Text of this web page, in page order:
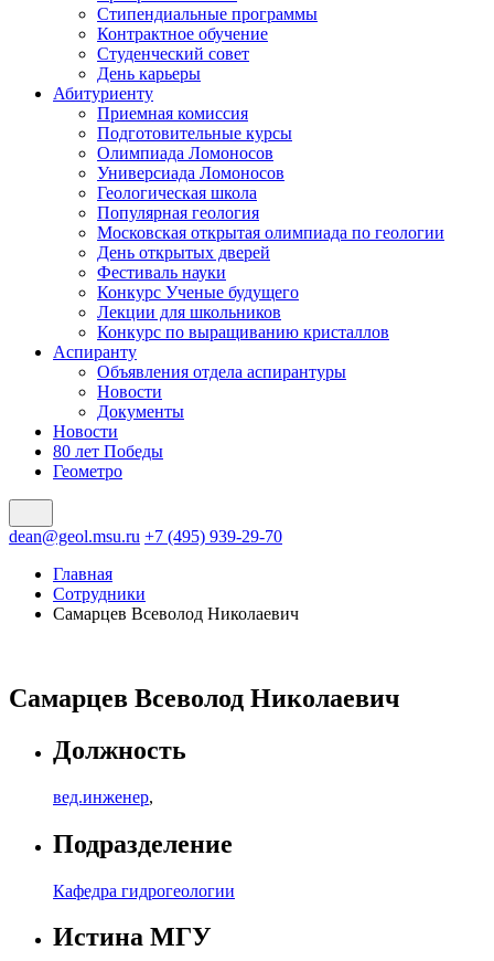
Стипендиальные программы
Контрактное обучение
Студенческий совет
День карьеры
Абитуриенту
Приемная комиссия
Подготовительные курсы
Олимпиада Ломоносов
Универсиада Ломоносов
Геологическая школа
Популярная геология
Московская открытая олимпиада по геологии
День открытых дверей
Фестиваль науки
Конкурс Ученые будущего
Лекции для школьников
Конкурс по выращиванию кристаллов
Аспиранту
Объявления отдела аспирантуры
Новости
Документы
Новости
80 лет Победы
Геометро
dean@geol.msu.ru +7 (495) 939-29-70
Главная
Сотрудники
Самарцев Всеволод Николаевич
Самарцев Всеволод Николаевич
Должность
вед.инженер,
Подразделение
Кафедра гидрогеологии
Истина МГУ